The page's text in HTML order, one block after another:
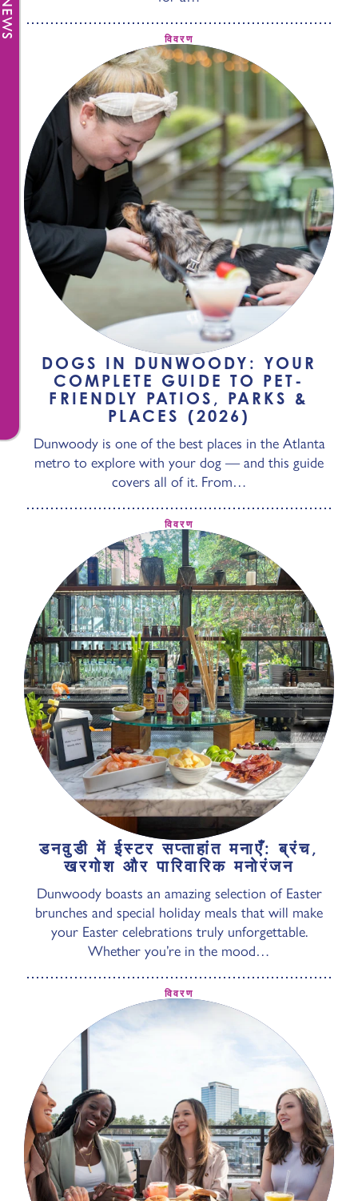
विवरण
DOGS IN DUNWOODY: YOUR
COMPLETE GUIDE TO PET-
FRIENDLY PATIOS, PARKS &
PLACES (2026)
Dunwoody is one of the best places in the Atlanta
metro to explore with your dog — and this guide
covers all of it. From…
विवरण
डनवुडी में ईस्टर सप्ताहांत मनाएँ: ब्रंच,
खरगोश और पारिवारिक मनोरंजन
Dunwoody boasts an amazing selection of Easter
brunches and special holiday meals that will make
your Easter celebrations truly unforgettable.
Whether you’re in the mood…
विवरण